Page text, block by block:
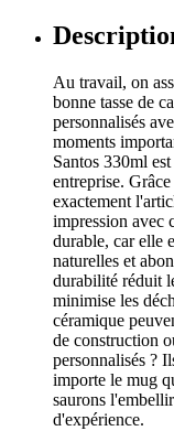
Au travail, on
bonne tasse de
personnalisés
moments
Santos 330ml
entreprise.
exactement
impression avec
durable, car elle
naturelles et
durabilité réduit
minimise les
céramique
de construction
personnalisés ?
importe le mug
saurons
d'expérience.